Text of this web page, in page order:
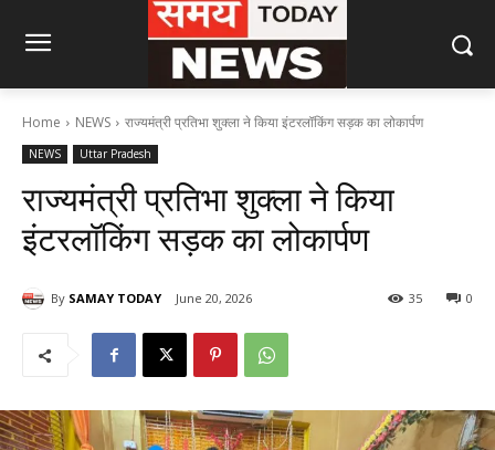
Home NEWS राज्यमंत्री प्रतिभा शुक्ला ने किया इंटरलॉकिंग सड़क का लोकार्पण
NEWS Uttar Pradesh
राज्यमंत्री प्रतिभा शुक्ला ने किया
इंटरलॉकिंग सड़क का लोकार्पण
By SAMAY TODAY June 20, 2026 0
35